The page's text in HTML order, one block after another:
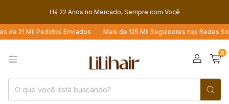
Há 22 Anos no Mercado, Sempre com Você
21 Mil Pedidos Enviados Mais de 125 Mil Seguidores nas Redes
0